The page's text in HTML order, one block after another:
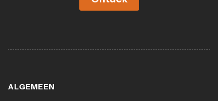
ALGEMEEN